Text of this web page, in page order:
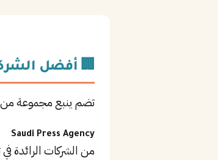
🏢 أفضل
تضم ينبع مجموعة من
Saudi Press Agency
من الشركات الرائدة